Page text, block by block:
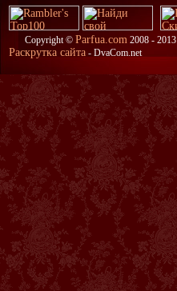
Copyright © Parfua.com 2008 - 2013
Раскрутка сайта - DvaCom.net